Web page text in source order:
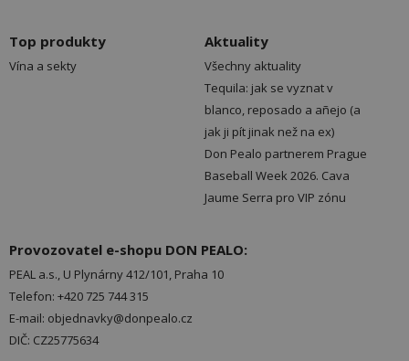
Top produkty
Vína a sekty
Aktuality
Všechny aktuality
Tequila: jak se vyznat v
blanco, reposado a añejo (a
jak ji pít jinak než na ex)
Don Pealo partnerem Prague
Baseball Week 2026. Cava
Jaume Serra pro VIP zónu
Provozovatel e-shopu DON PEALO:
PEAL a.s., U Plynárny 412/101, Praha 10
Telefon: +420 725 744 315
E-mail: objednavky@donpealo.cz
DIČ: CZ25775634